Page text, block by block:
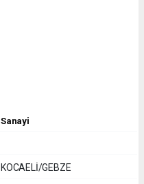
Sanayi
KOCAELİ/GEBZE